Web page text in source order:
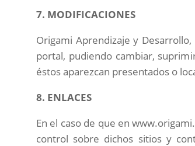
7. MODIFICACIONES
Origami Aprendizaje y Desarrollo,
portal, pudiendo cambiar,
éstos aparezcan presentados o
8. ENLACES
En el caso de que en
control sobre dichos sitios y